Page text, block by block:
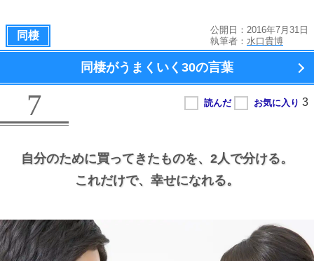
同棲
公開日：2016年7月31日
執筆者： 水口貴博
同棲がうまくいく 30の言葉
7
自分のために買ってきたものを、 2人で分ける。
これだけで、 幸せになれる。